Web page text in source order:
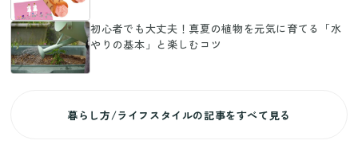
初心者でも大丈夫！真夏の植物を元気に育てる「水
やりの基本」と楽しむコツ
暮らし方/ライフスタイルの記事をすべて見る